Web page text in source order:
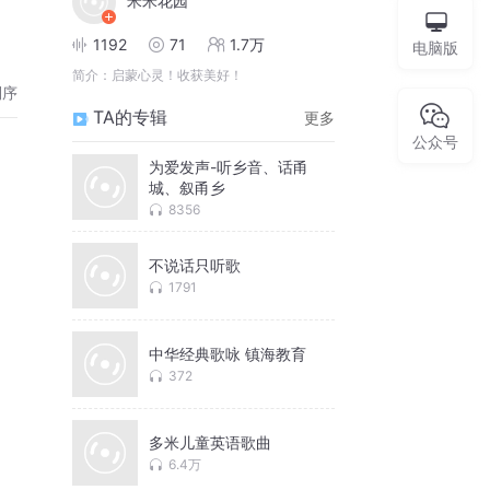
1192 71 1.7万
简介： 启蒙心灵！收获美好！
TA的专辑 更多
为爱发声-听乡音、话甬
城、叙甬乡
8356
不说话只听歌
1791
中华经典歌咏 镇海教育
372
多米儿童英语歌曲
6.4万
电脑版
公众号